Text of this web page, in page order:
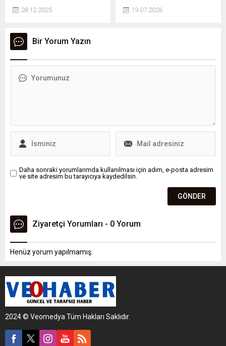
soruşturma izni talebi daha
Cumhuriyet Başsavcılığı, 1
milyar TL'lik kamu zararı
izni talep etti.
28.12.2025
AİLELERİNDEN KUT AİLESİ,
kişilik geniş bir aile yapısına
aile; ticaret,...
19.07.2026
Bir Yorum Yazın
Daha sonraki yorumlarımda kullanılması için adım, e-posta adresim
ve site adresim bu tarayıcıya kaydedilsin.
Ziyaretçi Yorumları - 0 Yorum
Henüz yorum yapılmamış.
2024 © Veomedya Tüm Hakları Saklıdır.